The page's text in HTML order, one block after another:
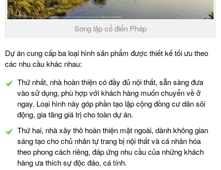
Song lập cổ điển Pháp
Dự án cung cấp ba loại hình sản phẩm được thiết kế tối ưu theo
các nhu cầu khác nhau:
Thứ nhất, nhà hoàn thiện có đầy đủ nội thất, sẵn sàng đưa
vào sử dụng, phù hợp với khách hàng muốn chuyển về ở
ngay. Loại hình này góp phần tạo lập cộng đồng cư dân sôi
động, gia tăng giá trị cho toàn dự án.
Thứ hai, nhà xây thô hoàn thiện mặt ngoài, dành không gian
sáng tạo cho chủ nhân tự trang bị nội thất và cá nhân hóa
theo phong cách riêng, đáp ứng nhu cầu của những khách
hàng ưa thích sự độc đáo, cá tính.